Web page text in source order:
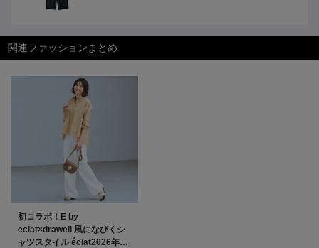
関連ファッションまとめ
初コラボ！E by
eclat×drawell 風になびくシ
ャツスタイル éclat2026年6